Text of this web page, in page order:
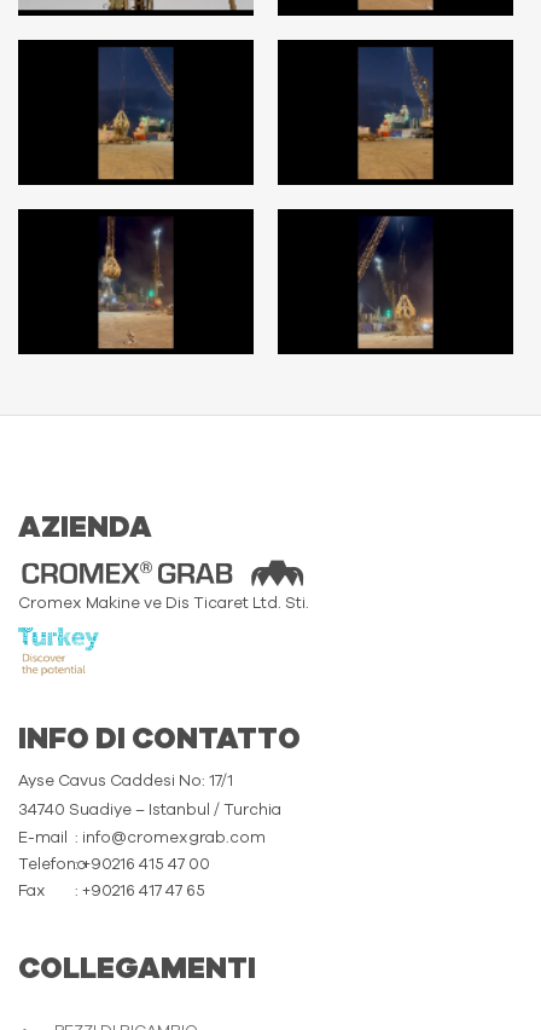
AZIENDA
Cromex Makine ve Dis Ticaret Ltd. Sti.
INFO DI CONTATTO
Ayse Cavus Caddesi No: 17/1
34740 Suadiye – Istanbul / Turchia
E-mail
: info@cromexgrab.com
Telefono: +90216 415 47 00
Fax
: +90216 417 47 65
COLLEGAMENTI